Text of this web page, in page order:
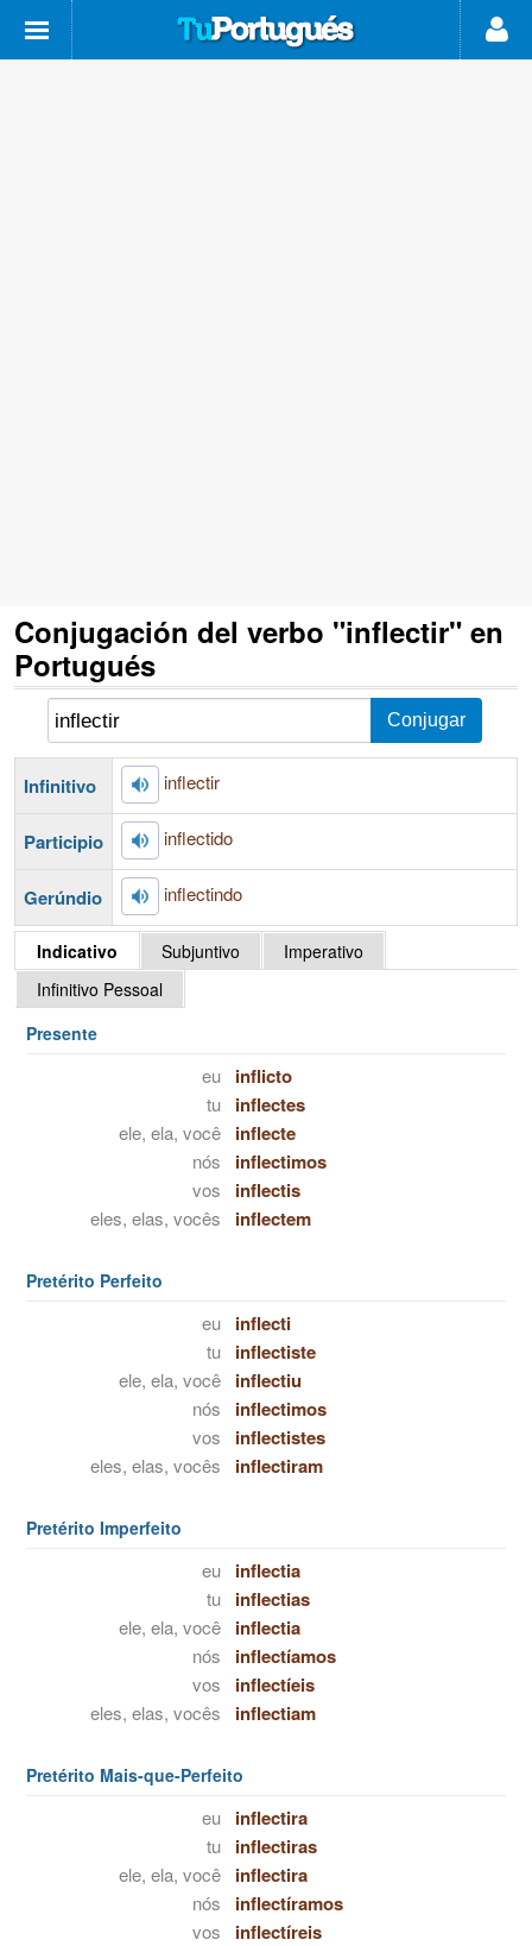
Conjugación del verbo "inflectir" en
Portugués
Infinitivo inflectir
Participio inflectido
Gerúndio inflectindo
Indicativo Subjuntivo
Imperativo
Infinitivo Pessoal
Presente
eu inflicto
tu inflectes
ele, ela, você inflecte
nós inflectimos
vos inflectis
eles, elas, vocês inflectem
Pretérito Perfeito
eu inflecti
tu inflectiste
ele, ela, você inflectiu
nós inflectimos
vos inflectistes
eles, elas, vocês inflectiram
Pretérito Imperfeito
eu inflectia
tu inflectias
ele, ela, você inflectia
nós inflectíamos
vos inflectíeis
eles, elas, vocês inflectiam
Pretérito Mais-que-Perfeito
eu inflectira
tu inflectiras
ele, ela, você inflectira
nós inflectíramos
vos inflectíreis